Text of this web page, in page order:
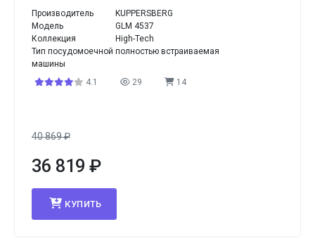
Производитель
KUPPERSBERG
Модель
GLM 4537
Коллекция
High-Tech
Тип посудомоечной
машины
полностью встраиваемая
4.1 29 14
40 869₽
36 819 ₽
КУПИТЬ